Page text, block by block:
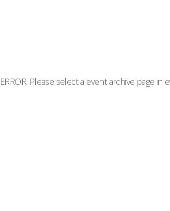
ERROR: Please select a event archive page in